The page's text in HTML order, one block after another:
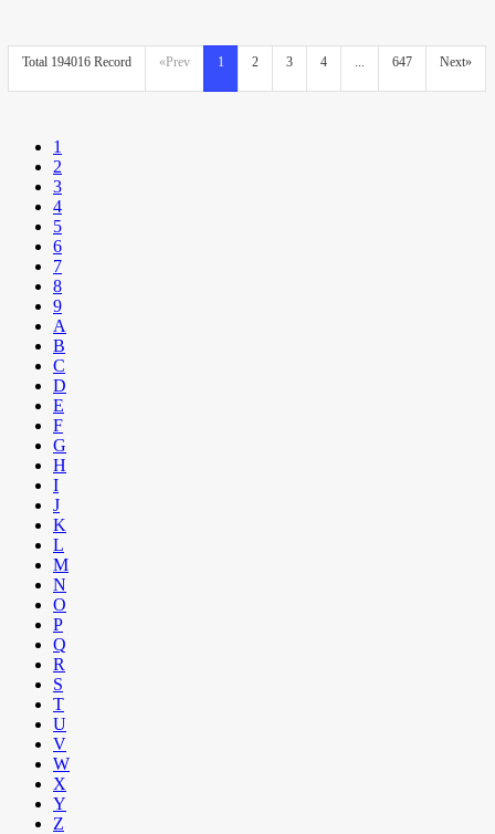
Total 194016 Record «Prev 1 2 3 4 ... 647 Next»
1
2
3
4
5
6
7
8
9
A
B
C
D
E
F
G
H
I
J
K
L
M
N
O
P
Q
R
S
T
U
V
W
X
Y
Z